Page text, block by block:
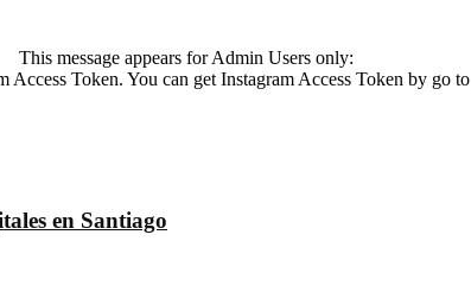
This message appears for Admin Users only:
Access Token. You can get Instagram Access Token by go to
en Santiago